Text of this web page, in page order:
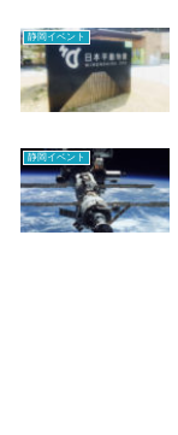
静岡イベント
静岡イベント